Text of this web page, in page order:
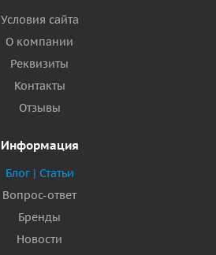
Условия сайта
О компании
Реквизиты
Контакты
Отзывы
Информация
Блог | Статьи
Вопрос-ответ
Бренды
Новости